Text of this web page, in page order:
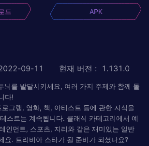
드 APK
09-11 현재 버전 : 1.131.0
뇌를 발달시키세요, 여러 가지 주제와 함께 돌
다!
그램, 영화, 책, 아티스트 등에 관한 지식을
스트는 계속됩니다. 클래식 카테고리에서 예
인먼트, 스포츠, 지리와 같은 재미있는 일반
요. 트리비아 스타가 될 준비가 되셨나요?